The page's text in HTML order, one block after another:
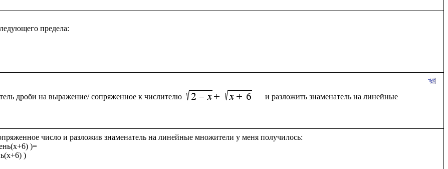
предела:
дроби на выражение/ сопряженное к числителю
  и разложить знаменатель на линейные
число и разложив знаменатель на линейные множители у меня получилось:
)=
)